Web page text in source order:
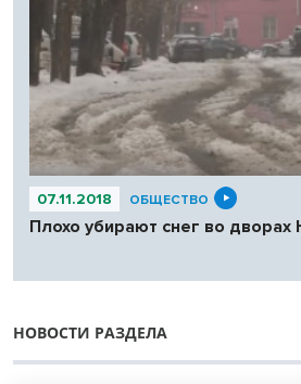
07.11.2018 ОБЩЕСТВО
Плохо убирают снег во дворах
НОВОСТИ РАЗДЕЛА